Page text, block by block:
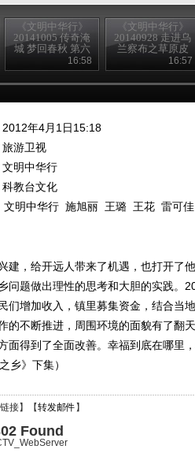
《文明中华行》
20141005 传奇淹
城 梦回春秋 第六
集 无限淹城16:58
《文明中华行》
20140928 走进乌
兰察布之草原皮
16:57
年4月1日15:18
旅游卫视
文明中华行
教台文化
文明中华行 施旭丽 王璐 王花 雷可佳
建，给开远人带来了机遇，也打开了
问题做出理性的思考和大胆的实践。
们增加收入，镇里募集资金，结合当
的不断推进，周围环境的面貌有了翻
面得到了全面改善。幸福到底在哪里
乡》下集）
接】【转发邮件 】
Found